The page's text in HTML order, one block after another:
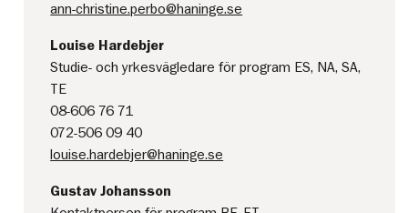
ann-christine.perbo@haninge.se
Louise Hardebjer
Studie- och yrkesvägledare för program ES, NA, SA,
TE
08-606 76 71
072-506 09 40
louise.hardebjer@haninge.se
Gustav Johansson